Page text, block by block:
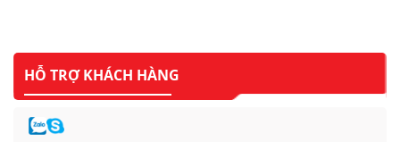
HỖ TRỢ KHÁCH HÀNG